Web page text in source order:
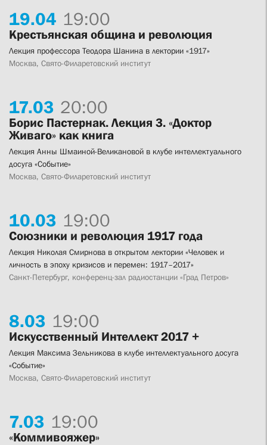
19.04 19:00
Крестьянская община и революция
Лекция профессора Теодора Шанина в лектории «1917»
Москва, Свято-Филаретовский институт
17.03 20:00
Борис Пастернак. Лекция 3. «Доктор
Живаго» как книга
Лекция Анны Шмаиной-Великановой в клубе интеллектуального
досуга «Событие»
Москва, Свято-Филаретовский институт
10.03 19:00
Союзники и революция 1917 года
Лекция Николая Смирнова в открытом лектории «Человек и
личность в эпоху кризисов и перемен: 1917–2017»
Санкт-Петербург, конференц-зал радиостанции «Град Петров»
8.03 19:00
Искусственный Интеллект 2017 +
Лекция Максима Зельникова в клубе интеллектуального досуга
«Событие»
Москва, Свято-Филаретовский институт
7.03 19:00
«Коммивояжер»